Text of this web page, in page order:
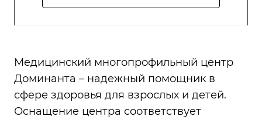
Медицинский многопрофильный центр
Доминанта – надежный помощник в
сфере здоровья для взрослых и детей.
Оснащение центра соответствует